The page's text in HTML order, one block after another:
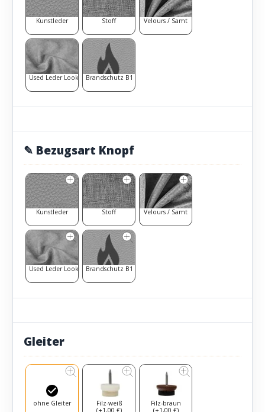
Kunstleder Stoff Velours / Samt
Used Leder Look Brandschutz B1
✎ Bezugsart Knopf
Kunstleder Stoff Velours / Samt
Used Leder Look Brandschutz B1
Gleiter
ohne Gleiter
Filz-weiß
(+1,00 €)
Filz-braun
(+1,00 €)